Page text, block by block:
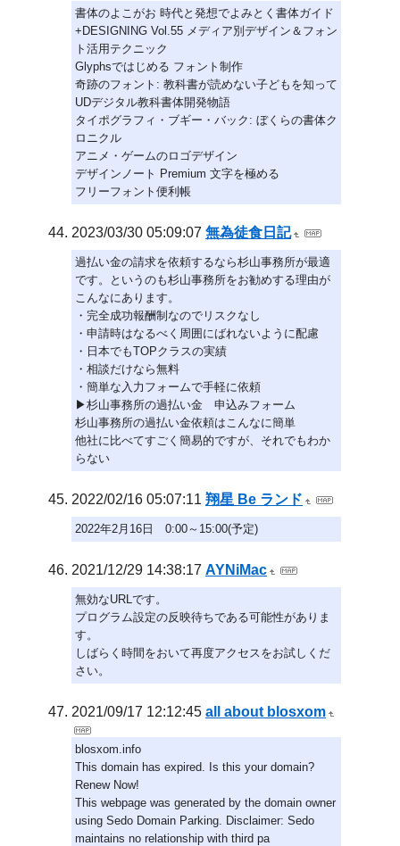
書体のよこがお 時代と発想でよみとく書体ガイド
+DESIGNING Vol.55 メディア別デザイン＆フォン
ト活用テクニック
Glyphsではじめる フォント制作
奇跡のフォント: 教科書が読めない子どもを知って
UDデジタル教科書体開発物語
タイポグラフィ・ブギー・バック: ぼくらの書体ク
ロニクル
アニメ・ゲームのロゴデザイン
デザインノート Premium 文字を極める
フリーフォント便利帳
2023/03/30 05:09:07 無為徒食日記
過払い金の請求を依頼するなら杉山事務所が最適
です。というのも杉山事務所をお勧めする理由が
こんなにあります。
・完全成功報酬制なのでリスクなし
・申請時はなるべく周囲にばれないように配慮
・日本でもTOPクラスの実績
・相談だけなら無料
・簡単な入力フォームで手軽に依頼
▶杉山事務所の過払い金 申込みフォーム
杉山事務所の過払い金依頼はこんなに簡単
他社に比べてすごく簡易的ですが、それでもわか
らない
2022/02/16 05:07:11 翔星 Be ランド
2022年2月16日 0:00～15:00(予定)
2021/12/29 14:38:17 AYNiMac
無効なURLです。
プログラム設定の反映待ちである可能性がありま
す。
しばらく時間をおいて再度アクセスをお試しくだ
さい。
2021/09/17 12:12:45 all about blosxom
blosxom.info
This domain has expired. Is this your domain?
Renew Now!
This webpage was generated by the domain owner
using Sedo Domain Parking. Disclaimer: Sedo
maintains no relationship with third pa